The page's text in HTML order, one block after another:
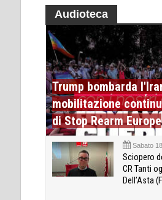
Audioteca
Trump bombarda
mobilitazione
di Stop Rearm Europe
Sabato
Sciopero
CR Tanti
Dell’Asta